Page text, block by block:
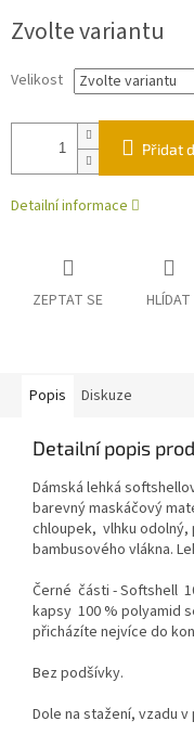
cena:
Zvolte variantu
Velikost
Přidat
Detailní informace
ZEPTAT SE HLÍDAT
Popis Diskuze
Detailní popis
Dámská lehká
barevný maskáčový
chloupek, vlhku
bambusového vlákna.
Černé části - Softshell
kapsy 100 % polyamid
přicházíte nejvíce do
Bez podšívky.
Dole na stažení, vzadu